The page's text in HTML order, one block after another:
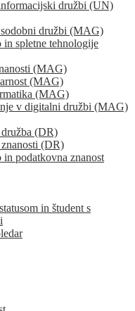
družbi (UN)
družbi (MAG)
in spletne tehnologije
(MAG)
(MAG)
(MAG)
v digitalni družbi (MAG)
(DR)
(DR)
in podatkovna znanost
in študent s